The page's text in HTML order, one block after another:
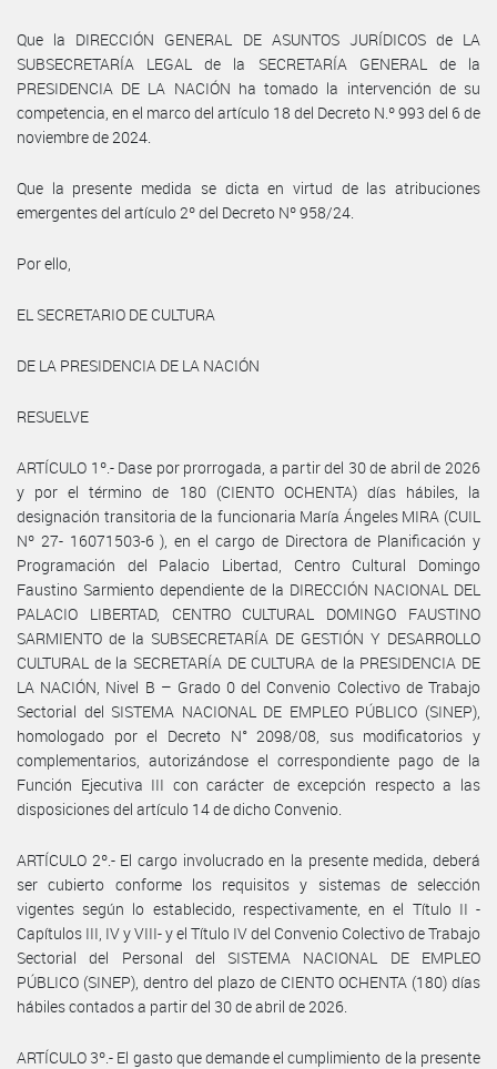
Que la DIRECCIÓN GENERAL DE ASUNTOS JURÍDICOS de LA
SUBSECRETARÍA LEGAL de la SECRETARÍA GENERAL de la
PRESIDENCIA DE LA NACIÓN ha tomado la intervención de su
competencia, en el marco del artículo 18 del Decreto N.º 993 del 6 de
noviembre de 2024.
Que la presente medida se dicta en virtud de las atribuciones
emergentes del artículo 2º del Decreto Nº 958/24.
Por ello,
EL SECRETARIO DE CULTURA
DE LA PRESIDENCIA DE LA NACIÓN
RESUELVE
ARTÍCULO 1º.- Dase por prorrogada, a partir del 30 de abril de 2026
y por el término de 180 (CIENTO OCHENTA) días hábiles, la
designación transitoria de la funcionaria María Ángeles MIRA (CUIL
Nº 27- 16071503-6 ), en el cargo de Directora de Planificación y
Programación del Palacio Libertad, Centro Cultural Domingo
Faustino Sarmiento dependiente de la DIRECCIÓN NACIONAL DEL
PALACIO LIBERTAD, CENTRO CULTURAL DOMINGO FAUSTINO
SARMIENTO de la SUBSECRETARÍA DE GESTIÓN Y DESARROLLO
CULTURAL de la SECRETARÍA DE CULTURA de la PRESIDENCIA DE
LA NACIÓN, Nivel B – Grado 0 del Convenio Colectivo de Trabajo
Sectorial del SISTEMA NACIONAL DE EMPLEO PÚBLICO (SINEP),
homologado por el Decreto N° 2098/08, sus modificatorios y
complementarios, autorizándose el correspondiente pago de la
Función Ejecutiva III con carácter de excepción respecto a las
disposiciones del artículo 14 de dicho Convenio.
ARTÍCULO 2º.- El cargo involucrado en la presente medida, deberá
ser cubierto conforme los requisitos y sistemas de selección
vigentes según lo establecido, respectivamente, en el Título II -
Capítulos III, IV y VIII- y el Título IV del Convenio Colectivo de Trabajo
Sectorial del Personal del SISTEMA NACIONAL DE EMPLEO
PÚBLICO (SINEP), dentro del plazo de CIENTO OCHENTA (180) días
hábiles contados a partir del 30 de abril de 2026.
ARTÍCULO 3º.- El gasto que demande el cumplimiento de la presente